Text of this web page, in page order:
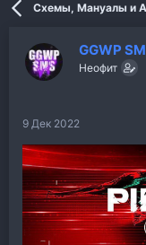
Схемы, Мануалы и
GGWP
Неофит
9 Дек 2022